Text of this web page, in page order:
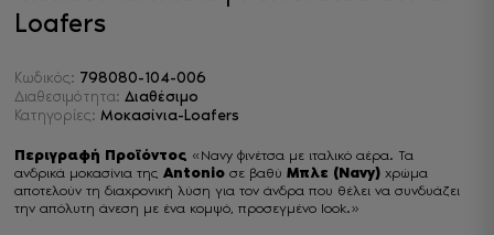
Περιγραφή Προϊόντος «Navy φινέτσα με ιταλικό αέρα. Τα
ανδρικά μοκασίνια της Antonioσε βαθύ Μπλε (Navy)χρώμα
αποτελούν τη διαχρονική λύση για τον άνδρα που θέλει να συνδυάζει
την απόλυτη άνεση με ένα κομψό, προσεγμένο look.»
Loafers
Κωδικός: 798080-104-006
Διαθεσιμότητα: Διαθέσιμο
Κατηγορίες: Μοκασίνια-Loafers